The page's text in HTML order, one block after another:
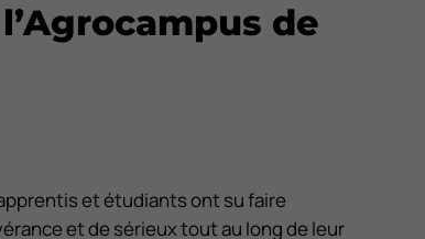
de
et étudiants ont su faire
et de sérieux tout au long de leur